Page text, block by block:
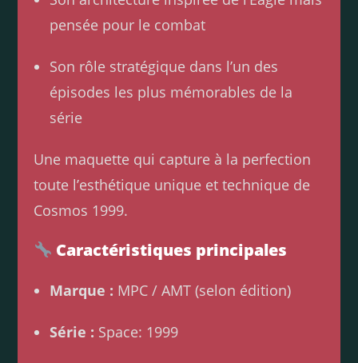
pensée pour le combat
Son rôle stratégique dans l’un des
épisodes les plus mémorables de la
série
Une maquette qui capture à la perfection
toute l’esthétique unique et technique de
Cosmos 1999.
Caractéristiques principales
Marque : MPC / AMT (selon édition)
Série : Space: 1999